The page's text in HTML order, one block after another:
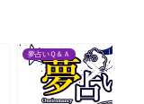
夢占いＱ＆Ａ